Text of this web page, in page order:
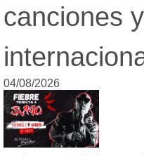
canciones
04/08/2026